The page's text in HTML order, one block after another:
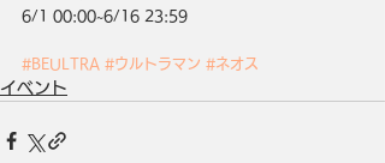
6/1 00:00~6/16 23:59
#BEULTRA #ウルトラマン #ネオス
イベント